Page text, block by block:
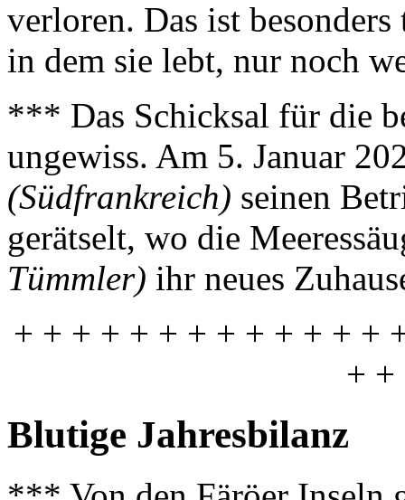
verloren. Das ist
in dem sie lebt, nur noch
*** Das Schicksal für die
ungewiss. Am 5. Januar
(Südfrankreich) seinen
gerätselt, wo die
Tümmler) ihr neues
+ + + + + + + + + + + + +
+ +
Blutige Jahresbilanz